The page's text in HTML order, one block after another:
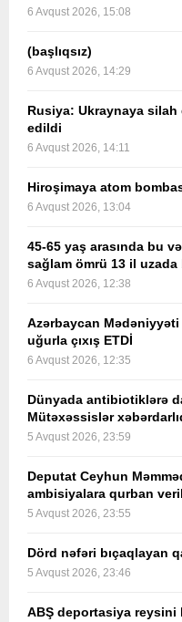
6 Avqust 2026, 15:08
(başlıqsız)
6 Avqust 2026, 14:29
Rusiya: Ukraynaya
edildi
6 Avqust 2026, 14:11
Hiroşimaya atom
6 Avqust 2026, 13:04
45-65 yaş arasında bu
sağlam ömrü 13 il uzada
6 Avqust 2026, 12:38
Azərbaycan
uğurla çıxış ETDİ
6 Avqust 2026, 12:35
Dünyada antibiotiklərə
Mütəxəssislər
5 Avqust 2026, 23:59
Deputat Ceyhun
ambisiyalara qurban
5 Avqust 2026, 23:55
Dörd nəfəri bıçaqlayan
5 Avqust 2026, 23:46
ABŞ deportasiya reysini